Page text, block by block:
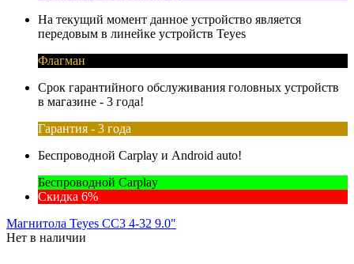
На текущий момент данное устройство является
передовым в линейке устройств Teyes
Флагман
Срок гарантийного обслуживания головных устройств
в магазине - 3 года!
Гарантия - 3 года
Беспроводной Carplay и Android auto!
Беспроводной Carplay
Скидка 6%
Магнитола Teyes CC3 4-32 9.0"
Нет в наличии